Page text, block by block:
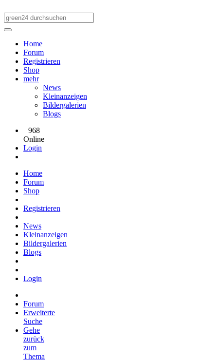
Home
Forum
Registrieren
Shop
mehr
News
Kleinanzeigen
Bildergalerien
Blogs
968
Online
Login
Home
Forum
Shop
Registrieren
News
Kleinanzeigen
Bildergalerien
Blogs
Login
Forum
Erweiterte
Suche
Gehe
zurück
zum
Thema